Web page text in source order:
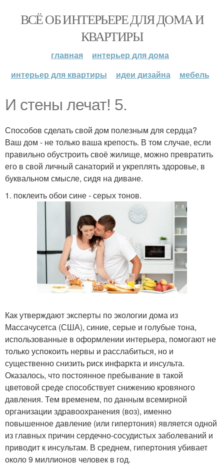
ВСЁ ОБ ИНТЕРЬЕРЕ ДЛЯ ДОМА И
КВАРТИРЫ
главная
интерьер для дома
интерьер для квартиры
идеи дизайна мебель
И стены лечат! 5.
Способов сделать свой дом полезным для сердца?
Ваш дом - не только ваша крепость. В том случае, если
правильно обустроить своё жилище, можно превратить
его в свой личный санаторий и укреплять здоровье, в
буквальном смысле, сидя на диване.
1. поклеить обои сине - серых тонов.
Как утверждают эксперты по экологии дома из
Массачусетса (США), синие, серые и голубые тона,
использованные в оформлении интерьера, помогают не
только успокоить нервы и расслабиться, но и
существенно снизить риск инфаркта и инсульта.
Оказалось, что постоянное пребывание в такой
цветовой среде способствует снижению кровяного
давления. Тем временем, по данным всемирной
организации здравоохранения (воз), именно
повышенное давление (или гипертония) является одной
из главных причин сердечно-сосудистых заболеваний и
приводит к инсультам. В среднем, гипертония убивает
около 9 миллионов человек в год.